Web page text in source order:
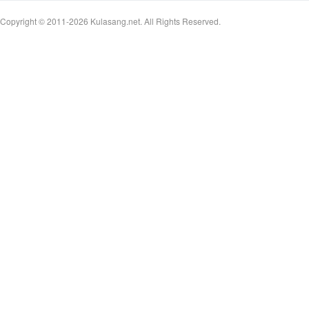
Copyright © 2011-2026 Kulasang.net. All Rights Reserved.